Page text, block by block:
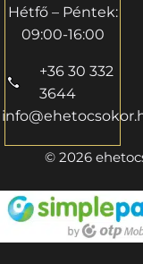
Hétfő – Péntek:
09:00-16:00
+36 30 332
3644
© 2026